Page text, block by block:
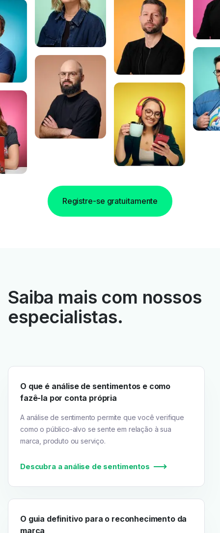
Registre-se gratuitamente
Saiba mais com nossos
especialistas.
O que é análise de sentimentos e como
fazê-la por conta própria
A análise de sentimento permite que você verifique
como o público-alvo se sente em relação à sua
marca, produto ou serviço.
Descubra a análise de sentimentos
O guia definitivo para o reconhecimento da
marca